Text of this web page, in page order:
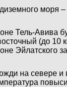
моря –
Тель-Авива
(до 10
Эйлатского
на севере и